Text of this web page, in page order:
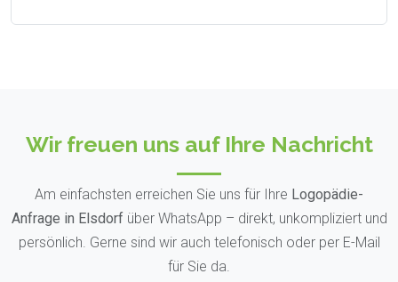
Wir freuen uns auf Ihre Nachricht
Am einfachsten erreichen Sie uns für Ihre Logopädie-
Anfrage in Elsdorfüber WhatsApp – direkt, unkompliziert und
persönlich. Gerne sind wir auch telefonisch oder per E-Mail
für Sie da.